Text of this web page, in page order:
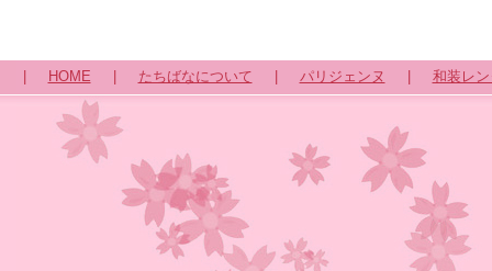
HOME たちばなについて パリジェンヌ 和装レ